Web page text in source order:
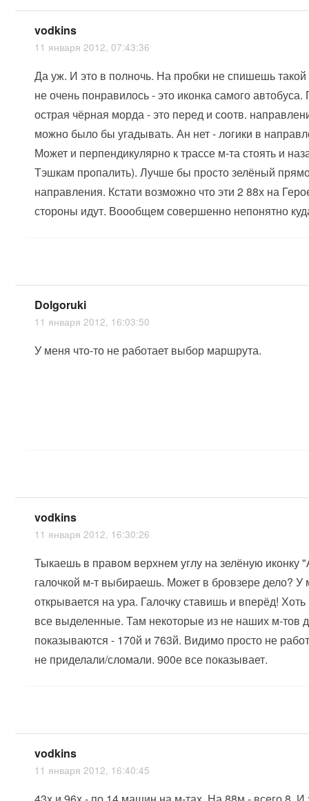
vodkins
11 января 2012, 07:43:36
Да уж. И это в полночь. На пробки не спишешь
не очень понравилось - это иконка самого автобуса.
острая чёрная морда - это перед и соотв.
можно было бы угадывать. Ан нет - логики в
Может и перпендикулярно к трассе м-та стоять и
Тэшкам пропалить). Лучше бы просто зелёный
направления. Кстати возможно что эти 2 88х на
стороны идут. Воообщем совершенно непонятно
Dolgoruki
11 января 2012, 16:03:50
У меня что-то не работает выбор маршрута.
vodkins
11 января 2012, 16:30:26
Тыкаешь в правом верхнем углу на зелёную иконку
галочкой м-т выбираешь. Может в бровзере дело?
открывается на ура. Галочку ставишь и вперёд!
все выделенные. Там некоторые из не наших м-тов
показываются - 170й и 763й. Видимо просто не
не приделали/сломали. 900е все показывает.
vodkins
11 января 2012, 16:40:45